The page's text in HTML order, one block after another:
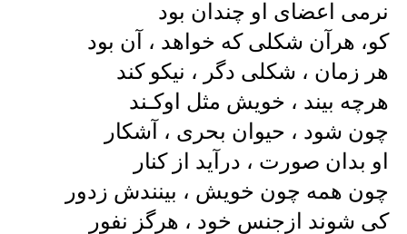
نرمی اعضای او چندان بود
کو، هرآن شکلی که خواهد ، آن بود
هر زمان ، شکلی دگر ، نیکو کند
هرچه بیند ، خویش مثل اوکـند
چون شود ، حیوان بحری ، آشکار
او بدان صورت ، درآید از کنار
چون همه چون خویش ، بینندش زدور
کی شوند ازجنس خود ، هرگز نفور